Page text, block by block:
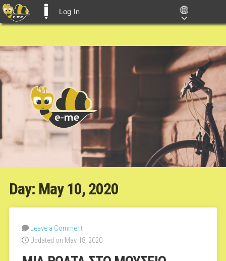
Log In
Day: May 10, 2020
Leave a Comment
Updated on May 18, 2020